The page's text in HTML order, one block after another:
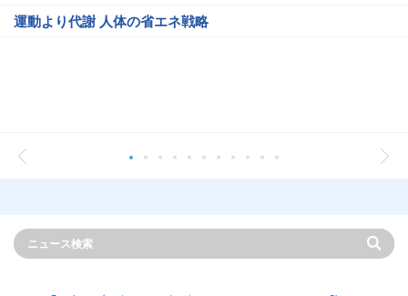
運動より代謝 人体の省エネ戦略